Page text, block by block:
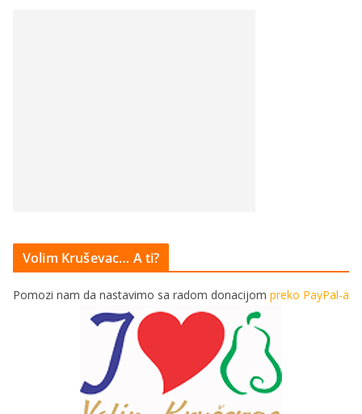
Volim Kruševac… A ti?
Pomozi nam da nastavimo sa radom donacijom preko PayPal-a